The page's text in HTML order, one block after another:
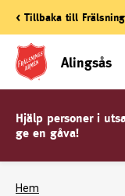
< Tillbaka till
Alingsås
Hjälp personer i
ge en gåva!
Hem